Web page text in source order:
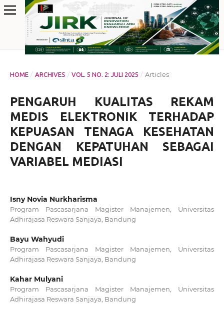
HOME / ARCHIVES / VOL. 5 NO. 2: JULI 2025 / Articles
PENGARUH KUALITAS REKAM
MEDIS ELEKTRONIK TERHADAP
KEPUASAN TENAGA KESEHATAN
DENGAN KEPATUHAN SEBAGAI
VARIABEL MEDIASI
Isny Novia Nurkharisma
Program Pascasarjana Magister Manajemen, Universitas
Adhirajasa Reswara Sanjaya, Bandung
Bayu Wahyudi
Program Pascasarjana Magister Manajemen, Universitas
Adhirajasa Reswara Sanjaya, Bandung
Kahar Mulyani
Program Pascasarjana Magister Manajemen, Universitas
Adhirajasa Reswara Sanjaya, Bandung